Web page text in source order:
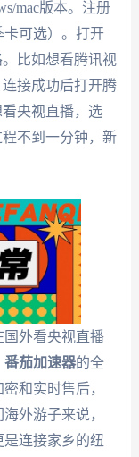
mac版本。注册
可选）。打开
比如想看腾讯视
接成功后打开腾
央视直播，选
不到一分钟，新
外看央视直播
番茄加速器的全
和实时售后，
外游子来说，
连接家乡的纽